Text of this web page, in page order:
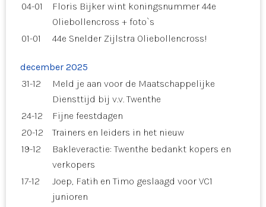
04-01
Floris Bijker wint koningsnummer 44e
Oliebollencross + foto`s
01-01
44e Snelder Zijlstra Oliebollencross!
december 2025
31-12
Meld je aan voor de Maatschappelijke
Diensttijd bij v.v. Twenthe
24-12
Fijne feestdagen
20-12
Trainers en leiders in het nieuw
19-12
Bakleveractie: Twenthe bedankt kopers en
verkopers
17-12
Joep, Fatih en Timo geslaagd voor VC1
junioren